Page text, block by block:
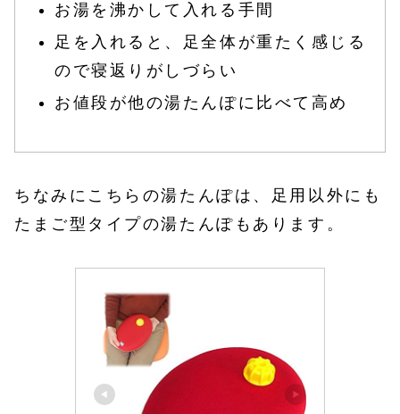
お湯を沸かして入れる手間
足を入れると、足全体が重たく感じる
ので寝返りがしづらい
お値段が他の湯たんぽに比べて高め
ちなみにこちらの湯たんぽは、足用以外にも
たまご型タイプの湯たんぽもあります。